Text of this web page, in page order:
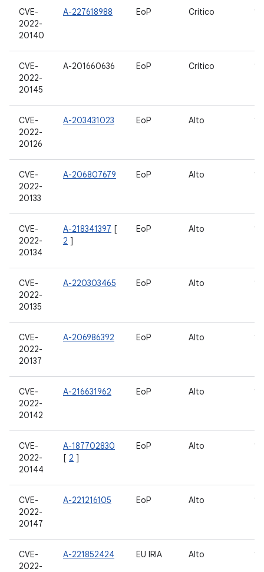
CVE-
2022-
20140
A-227618988 EoP Crítico
CVE-
2022-
20145
A-201660636 EoP Crítico 11
CVE-
2022-
20126
A-203431023 EoP Alto
CVE-
2022-
20133
A-206807679 EoP Alto
CVE-
2022-
20134
A-218341397 [
2 ]
EoP Alto
CVE-
2022-
20135
A-220303465 EoP Alto
CVE-
2022-
20137
A-206986392 EoP Alto
CVE-
2022-
20142
A-216631962 EoP Alto
CVE-
2022-
20144
A-187702830
[ 2 ]
EoP Alto
CVE-
2022-
20147
A-221216105 EoP Alto
CVE-
2022-
A-221852424 EU IRIA Alto